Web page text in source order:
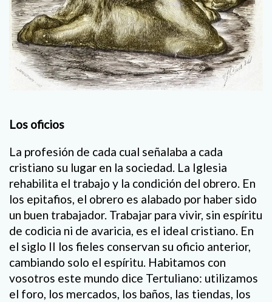
Los oficios
La profesión de cada cual señalaba a cada
cristiano su lugar en la sociedad. La Iglesia
rehabilita el trabajo y la condición del obrero. En
los epitafios, el obrero es alabado por haber sido
un buen trabajador. Trabajar para vivir, sin espíritu
de codicia ni de avaricia, es el ideal cristiano. En
el siglo II los fieles conservan su oficio anterior,
cambiando solo el espíritu. Habitamos con
vosotros este mundo dice Tertuliano: utilizamos
el foro, los mercados, los baños, las tiendas, los